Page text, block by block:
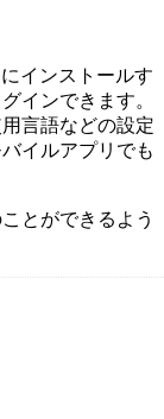
インストールす
インできます。
言語などの設定
イルアプリでも
とができるよう